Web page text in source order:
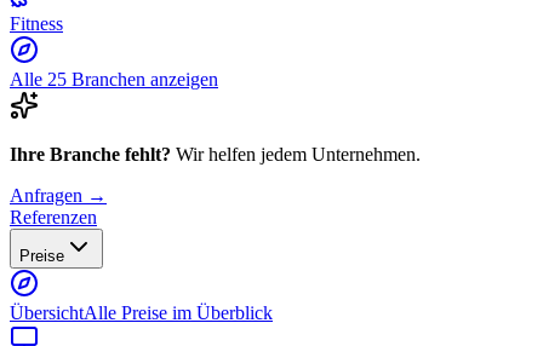
Fitness
Alle 25 Branchen anzeigen
Ihre Branche fehlt? Wir helfen jedem Unternehmen.
Anfragen →
Referenzen
Preise
ÜbersichtAlle Preise im Überblick